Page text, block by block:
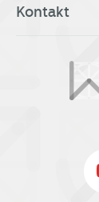
Kontakt